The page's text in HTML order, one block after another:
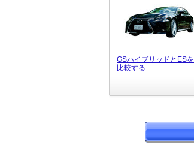
GSハイブリッドとESを
比較する